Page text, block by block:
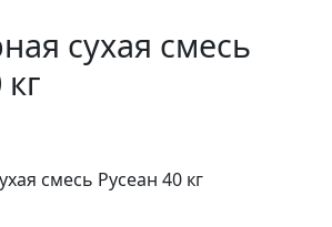
сухая смесь